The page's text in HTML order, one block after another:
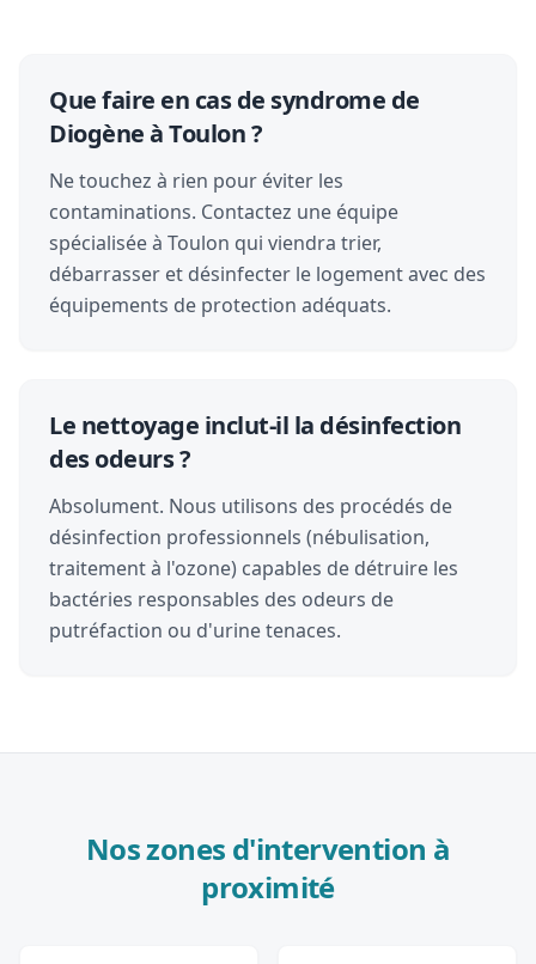
Que faire en cas de syndrome de
Diogène à Toulon ?
Ne touchez à rien pour éviter les
contaminations. Contactez une équipe
spécialisée à Toulon qui viendra trier,
débarrasser et désinfecter le logement avec des
équipements de protection adéquats.
Le nettoyage inclut-il la désinfection
des odeurs ?
Absolument. Nous utilisons des procédés de
désinfection professionnels (nébulisation,
traitement à l'ozone) capables de détruire les
bactéries responsables des odeurs de
putréfaction ou d'urine tenaces.
Nos zones d'intervention à
proximité